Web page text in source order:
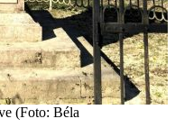
(Foto: Béla